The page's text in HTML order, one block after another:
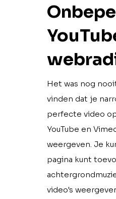
Het was nog
vinden dat je
perfecte video
YouTube en
weergeven. Je
pagina kunt
video's